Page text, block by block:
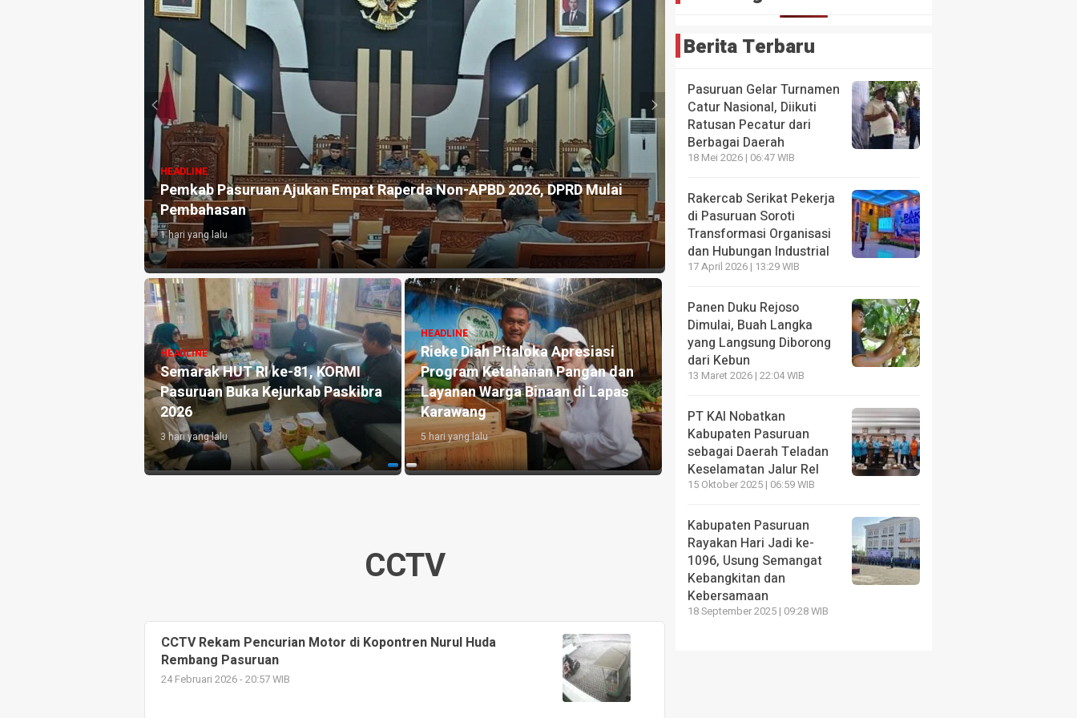
Non-APBD 2026, DPRD Mulai
Rieke Diah Pitaloka Apresiasi
Program Ketahanan Pangan dan
Layanan Warga Binaan di Lapas
HEADLINE
RSUD Bangil Raih Penghargaan Internasional WSO, Layanan Stroke Diakui
Berstandar Dunia
5 hari yang lalu
HEADLINE
Bupati Pasuruan Resmikan Open
House dan MPLS Sekolah Rakyat
Terintegrasi 1
6 hari yang lalu
HEADLINE
Kunjungi LASKAR Farm, Kades
Hoho Apresiasi Pembinaan
Kemandirian Warga Binaan
1 minggu yang lalu
Pemkab Pasuruan Ajukan Empat
Pembahasan
1 hari yang lalu
HEADLINE
Semarak HUT RI ke-81, KORMI
3 hari yang lalu
CCTV
CCTV Rekam Pencurian Motor di Kopontren Nurul Huda
Rembang Pasuruan
24 Februari 2026 - 20:57 WIB
Berita Terbaru
Pasuruan Gelar Turnamen
Catur Nasional, Diikuti
Ratusan Pecatur dari
Berbagai Daerah
18 Mei 2026 | 06:47 WIB
Rakercab Serikat Pekerja
di Pasuruan Soroti
Transformasi Organisasi
dan Hubungan Industrial
17 April 2026 | 13:29 WIB
Panen Duku Rejoso
Dimulai, Buah Langka
yang Langsung Diborong
dari Kebun
13 Maret 2026 | 22:04 WIB
PT KAI Nobatkan
Kabupaten Pasuruan
sebagai Daerah Teladan
Keselamatan Jalur Rel
15 Oktober 2025 | 06:59 WIB
Kabupaten Pasuruan
Rayakan Hari Jadi ke-
1096, Usung Semangat
Kebangkitan dan
Kebersamaan
18 September 2025 | 09:28 WIB